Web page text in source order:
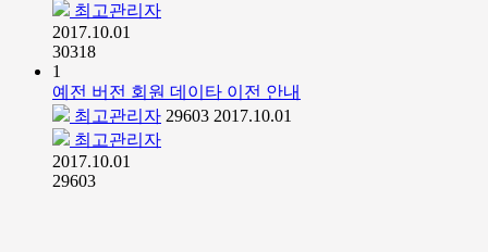
최고관리자
2017.10.01
30318
1
예전 버전 회원 데이타 이전 안내
최고관리자 29603 2017.10.01
최고관리자
2017.10.01
29603